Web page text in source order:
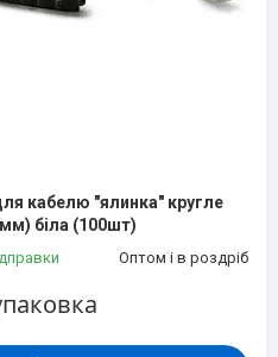
кабелю "ялинка" кругле
біла (100шт)
Оптом і в роздріб